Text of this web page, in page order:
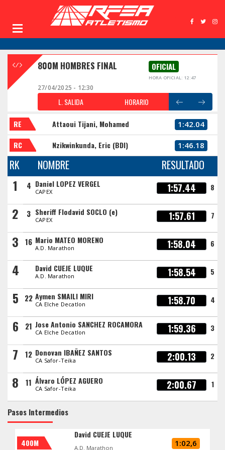
800M HOMBRES FINAL OFICIAL
HORA OFICIAL: 12:47
27/04/2025 - 12:30
L. SALIDA HORARIO
RE Attaoui Tijani, Mohamed 1:42.04
RC Nzikwinkunda, Eric (BDI) 1:46.18
RK NOMBRE RESULTADO
1 4 Daniel LOPEZ VERGEL
CAPEX 1:57.44 8
2 3 Sheriff Flodavid SOCLO (e)
CAPEX 1:57.61 7
3 16 Mario MATEO MORENO
A.D. Marathon 1:58.04 6
4 David CUEJE LUQUE
A.D. Marathon 1:58.54 5
5 22 Aymen SMAILI MIRI
CA Elche Decatlon 1:58.70 4
6 21 Jose Antonio SANCHEZ ROCAMORA
CA Elche Decatlon 1:59.36 3
7 12 Donovan IBAÑEZ SANTOS
CA Safor-Teika 2:00.13 2
8 11 Álvaro LÓPEZ AGUERO
CA Safor-Teika 2:00.67 1
Pasos Intermedios
400M
David CUEJE LUQUE
A.D. Marathon 1:02,6